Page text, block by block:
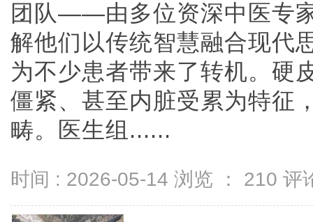
团队——由多位资深中医专
解他们以传统智慧融合现代
为不少患者带来了转机。硬
僵紧、甚至内脏受累为特征
畴。医生组......
时间 : 2026-05-14 浏览 ： 210 评